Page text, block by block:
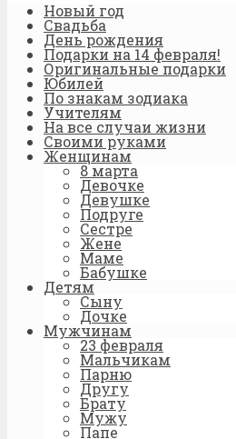
Новый год
Свадьба
День рождения
Подарки на 14 февраля!
Оригинальные подарки
Юбилей
По знакам зодиака
Учителям
На все случаи жизни
Своими руками
Женщинам
8 марта
Девочке
Девушке
Подруге
Сестре
Жене
Маме
Бабушке
Детям
Сыну
Дочке
Мужчинам
23 февраля
Мальчикам
Парню
Другу
Брату
Мужу
Папе